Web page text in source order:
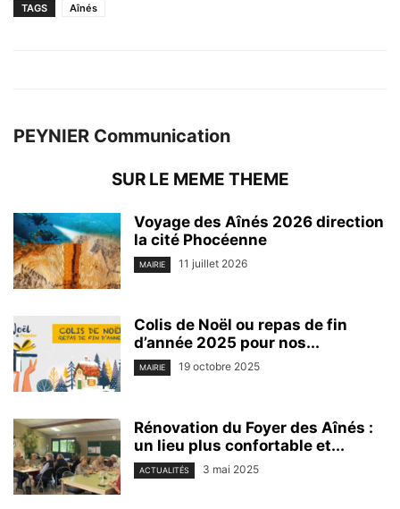
TAGS Aînés
PEYNIER Communication
SUR LE MEME THEME
Voyage des Aînés 2026 direction
la cité Phocéenne
MAIRIE 11 juillet 2026
Colis de Noël ou repas de fin
d’année 2025 pour nos...
MAIRIE 19 octobre 2025
Rénovation du Foyer des Aînés :
un lieu plus confortable et...
ACTUALITÉS 3 mai 2025